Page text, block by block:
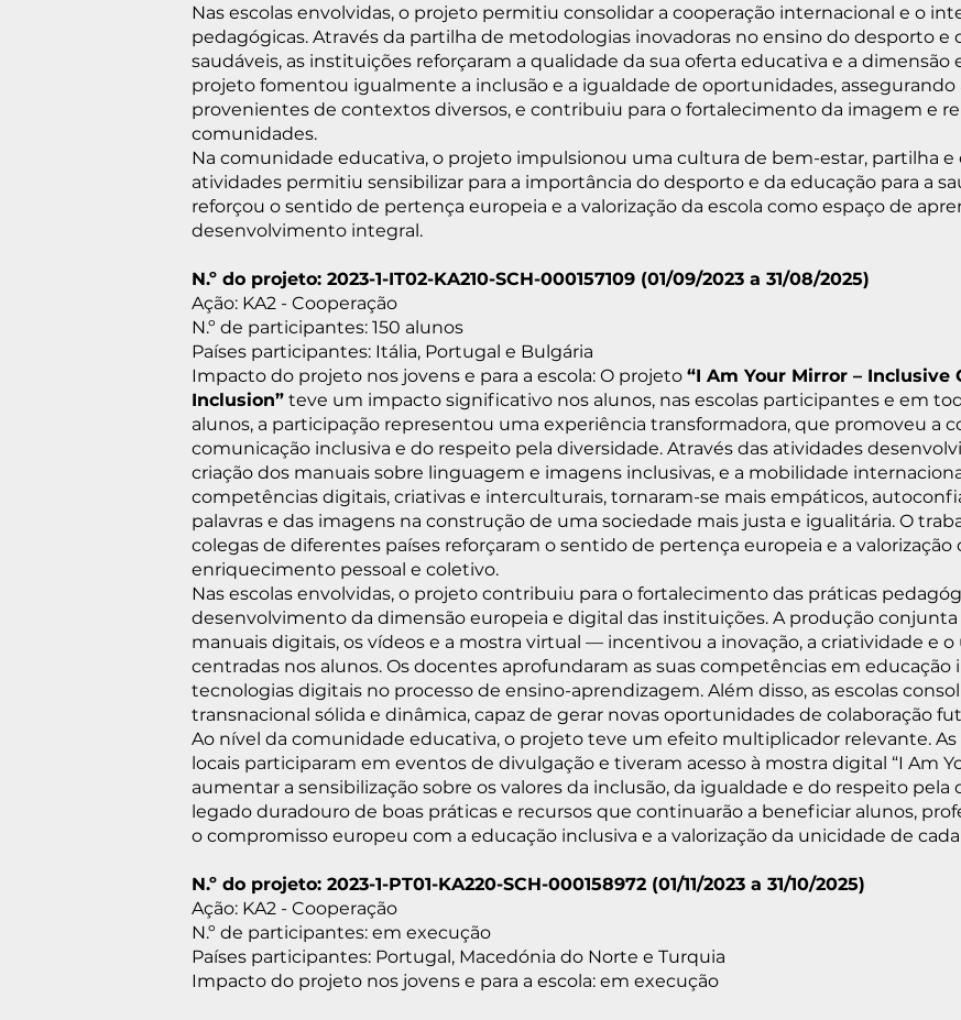
Nas escolas envolvidas, o projeto permitiu consolidar a cooperação internacional e o
pedagógicas. Através da partilha de metodologias inovadoras no ensino do desporto e
saudáveis, as instituições reforçaram a qualidade da sua oferta educativa e a dimensão
projeto fomentou igualmente a inclusão e a igualdade de oportunidades, assegurando
provenientes de contextos diversos, e contribuiu para o fortalecimento da imagem e
comunidades.
Na comunidade educativa, o projeto impulsionou uma cultura de bem-estar, partilha e
atividades permitiu sensibilizar para a importância do desporto e da educação para a
reforçou o sentido de pertença europeia e a valorização da escola como espaço de
desenvolvimento integral.
N.º do projeto: 2023-1-IT02-KA210-SCH-000157109 (01/09/2023 a 31/08/2025)
Ação: KA2 - Cooperação
N.º de participantes: 150 alunos
Países participantes: Itália, Portugal e Bulgária
Impacto do projeto nos jovens e para a escola: O projeto“I Am Your Mirror –
Inclusion” teve um impacto significativo nos alunos, nas escolas participantes e em
alunos, a participação representou uma experiência transformadora, que promoveu a
comunicação inclusiva e do respeito pela diversidade. Através das atividades
criação dos manuais sobre linguagem e imagens inclusivas, e a mobilidade
competências digitais, criativas e interculturais, tornaram-se mais empáticos,
palavras e das imagens na construção de uma sociedade mais justa e igualitária. O
colegas de diferentes países reforçaram o sentido de pertença europeia e a
enriquecimento pessoal e coletivo.
Nas escolas envolvidas, o projeto contribuiu para o fortalecimento das práticas
desenvolvimento da dimensão europeia e digital das instituições. A produção
manuais digitais, os vídeos e a mostra virtual — incentivou a inovação, a criatividade e
centradas nos alunos. Os docentes aprofundaram as suas competências em educação
tecnologias digitais no processo de ensino-aprendizagem. Além disso, as escolas
transnacional sólida e dinâmica, capaz de gerar novas oportunidades de colaboração
Ao nível da comunidade educativa, o projeto teve um efeito multiplicador relevante. As
locais participaram em eventos de divulgação e tiveram acesso à mostra digital “I Am
aumentar a sensibilização sobre os valores da inclusão, da igualdade e do respeito
legado duradouro de boas práticas e recursos que continuarão a beneficiar alunos,
o compromisso europeu com a educação inclusiva e a valorização da unicidade de
N.º do projeto: 2023-1-PT01-KA220-SCH-000158972 (01/11/2023 a 31/10/2025)
Ação: KA2 - Cooperação
N.º de participantes: em execução
Países participantes: Portugal, Macedónia do Norte e Turquia
Impacto do projeto nos jovens e para a escola: em execução